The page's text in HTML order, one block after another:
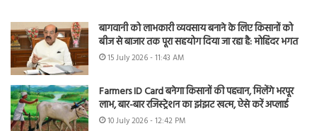
बागवानी को लाभकारी व्यवसाय बनाने के लिए किसानों को
बीज से बाजार तक पूरा सहयोग दिया जा रहा है: मोहिंदर भगत
15 July 2026 - 11:43 AM
Farmers ID Card बनेगा किसानों की पहचान, मिलेंगे भरपूर
लाभ, बार-बार रजिस्ट्रेशन का झंझट खत्म, ऐसे करें अप्लाई
10 July 2026 - 12:42 PM